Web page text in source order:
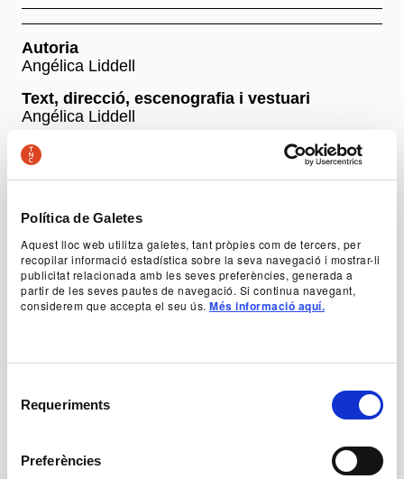
Política de Galetes
Aquest lloc web utilitza galetes, tant pròpies com de tercers, per
recopilar informació estadística sobre la seva navegació i mostrar-li
publicitat relacionada amb les seves preferències, generada a
partir de les seves pautes de navegació. Si continua navegant,
considerem que accepta el seu ús. Més informació aquí.
Requeriments
Preferències
Autoria
Angélica Liddell
Text, direcció, escenografia i vestuari
Angélica Liddell
Amb
Nicolas Chevallier, Guillaume Costanza, Angélica
Liddell, Mouradi M'Chinda, Juan Carlos Panduro,
+ Fitxa artística
Preus
Castellà
Divendres a les 17h (atenció, canvi d'horari!)
Dissabte i diumenge a les 16h